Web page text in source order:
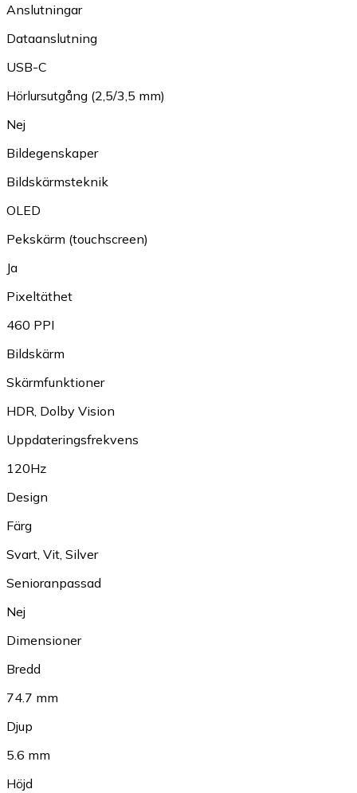
Anslutningar
Dataanslutning
USB-C
Hörlursutgång (2,5/3,5 mm)
Nej
Bildegenskaper
Bildskärmsteknik
OLED
Pekskärm (touchscreen)
Ja
Pixeltäthet
460 PPI
Bildskärm
Skärmfunktioner
HDR Dolby Vision
Uppdateringsfrekvens
120Hz
Design
Färg
Svart Vit Silver
Senioranpassad
Nej
Dimensioner
Bredd
74.7 mm
Djup
5.6 mm
Höjd